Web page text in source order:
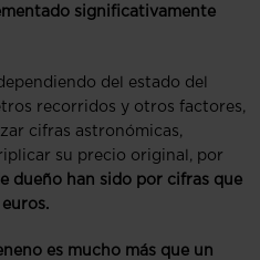
significativamente
del estado del
recorridos y otros factores,
cifras astronómicas,
su precio original, por
dueño han sido por cifras que
es mucho más que un